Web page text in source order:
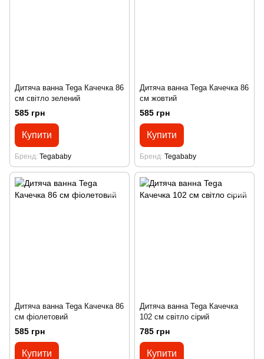
Дитяча ванна Tega Качечка 86
см світло зелений
585 грн
Купити
Бренд Tegababy
Дитяча ванна Tega Качечка 86
см жовтий
585 грн
Купити
Бренд Tegababy
Дитяча ванна Tega Качечка 86
см фіолетовий
585 грн
Купити
Дитяча ванна Tega Качечка
102 см світло сірий
785 грн
Купити